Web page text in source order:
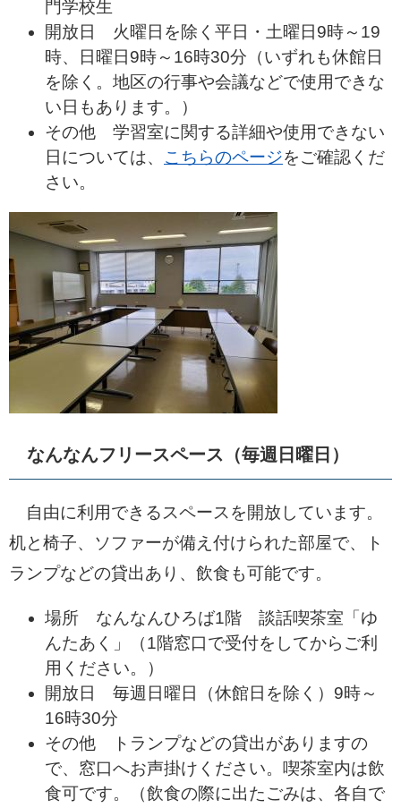
門学校生
開放日 火曜日を除く平日・土曜日9時～19
時、日曜日9時～16時30分（いずれも休館日
を除く。地区の行事や会議などで使用できな
い日もあります。）
その他 学習室に関する詳細や使用できない
日については、 こちらのページをご確認くだ
さい。
なんなんフリースペース（毎週日曜日）
自由に利用できるスペースを開放しています。
机と椅子、ソファーが備え付けられた部屋で、ト
ランプなどの貸出あり、飲食も可能です。
場所 なんなんひろば1階 談話喫茶室「ゆ
んたあく」（1階窓口で受付をしてからご利
用ください。）
開放日 毎週日曜日（休館日を除く）9時～
16時30分
その他 トランプなどの貸出がありますの
で、窓口へお声掛けください。喫茶室内は飲
食可です。（飲食の際に出たごみは、各自で